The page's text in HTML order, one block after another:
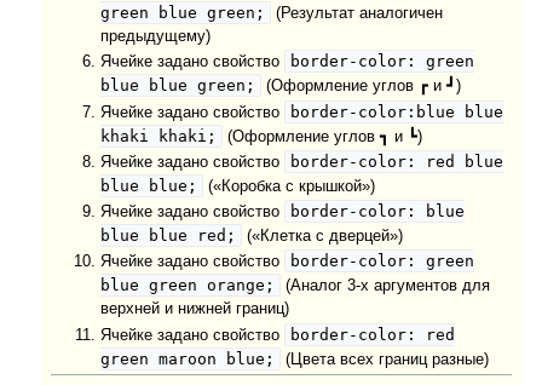
green blue green;
(Результат аналогичен
предыдущему)
Ячейке задано свойство
border-color: green
blue blue green;
(Оформление углов ┏ и ┛)
Ячейке задано свойство
border-color:blue blue
khaki khaki;
(Оформление углов ┓ и ┗)
Ячейке задано свойство
border-color: red blue
blue blue;
(«Коробка с крышкой»)
Ячейке задано свойство
border-color: blue
blue blue red;
(«Клетка с дверцей»)
Ячейке задано свойство
border-color: green
blue green orange;
(Аналог 3-х аргументов для
верхней и нижней границ)
Ячейке задано свойство
border-color: red
green maroon blue;
(Цвета всех границ разные)